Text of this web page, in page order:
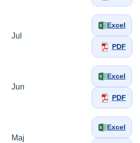
Jul
Excel
PDF
Jun
Excel
PDF
Maj
Excel